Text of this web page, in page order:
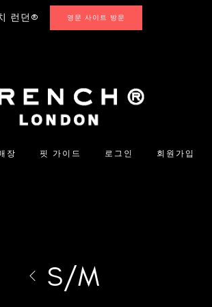
런던® 영문 사이트 방문
장 핏 가이드 로그인 회원가입
S/M